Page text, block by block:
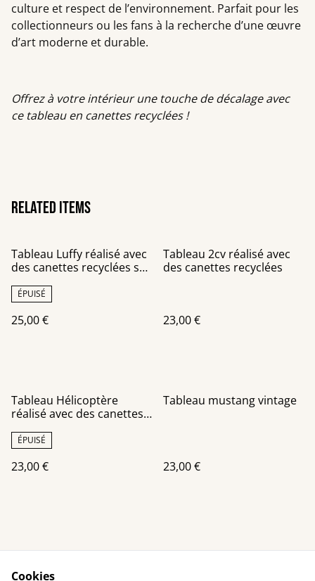
culture et respect de l’environnement. Parfait pour les
collectionneurs ou les fans à la recherche d’une œuvre
d’art moderne et durable.
Offrez à votre intérieur une touche de décalage avec
ce tableau en canettes recyclées !
Related items
Tableau Luffy réalisé avec
des canettes recyclées sur
ÉPUISÉ
25,00 €
Tableau 2cv réalisé avec
des canettes recyclées
23,00 €
Tableau Hélicoptère
réalisé avec des canettes
ÉPUISÉ
23,00 €
Tableau mustang vintage
23,00 €
Cookies